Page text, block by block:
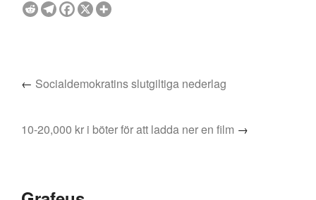
← Socialdemokratins slutgiltiga nederlag
10-20,000 kr i böter för att ladda ner en film →